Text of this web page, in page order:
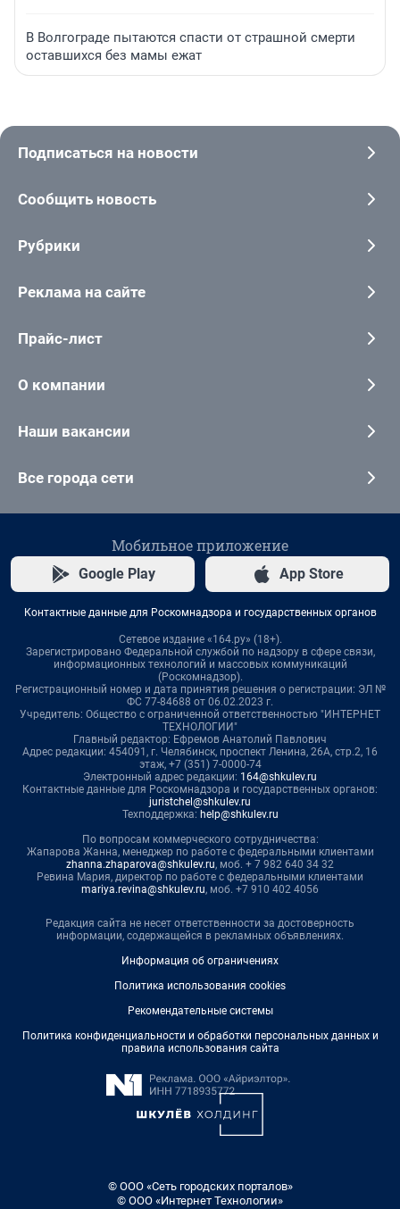
В Волгограде пытаются спасти от страшной смерти
оставшихся без мамы ежат
Подписаться на новости
Сообщить новость
Рубрики
Реклама на сайте
Прайс-лист
О компании
Наши вакансии
Все города сети
Мобильное приложение
Google Play App Store
Контактные данные для Роскомнадзора и государственных органов
Сетевое издание «164.ру» (18+).
Зарегистрировано Федеральной службой по надзору в сфере связи,
информационных технологий и массовых коммуникаций
(Роскомнадзор).
Регистрационный номер и дата принятия решения о регистрации: ЭЛ №
ФС 77-84688 от 06.02.2023 г.
Учредитель: Общество с ограниченной ответственностью "ИНТЕРНЕТ
ТЕХНОЛОГИИ"
Главный редактор: Ефремов Анатолий Павлович
Адрес редакции: 454091, г. Челябинск, проспект Ленина, 26А, стр.2, 16
этаж, +7 (351) 7-0000-74
Электронный адрес редакции: 164@shkulev.ru
Контактные данные для Роскомнадзора и государственных органов:
juristchel@shkulev.ru
Техподдержка: help@shkulev.ru
По вопросам коммерческого сотрудничества:
Жапарова Жанна, менеджер по работе с федеральными клиентами
zhanna.zhaparova@shkulev.ru, моб. + 7 982 640 34 32
Ревина Мария, директор по работе с федеральными клиентами
mariya.revina@shkulev.ru, моб. +7 910 402 4056
Редакция сайта не несет ответственности за достоверность
информации, содержащейся в рекламных объявлениях.
Информация об ограничениях
Политика использования cookies
Рекомендательные системы
Политика конфиденциальности и обработки персональных данных и
правила использования сайта
© ООО «Сеть городских порталов»
© ООО «Интернет Технологии»